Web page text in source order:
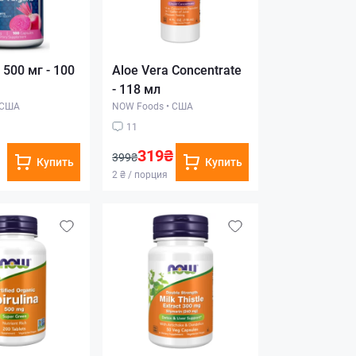
мг - 100
Купить
Aloe Vera Concentrate
- 118 мл
NOW Foods • США
11
399₴319₴
2 ₴ / порция
Купить